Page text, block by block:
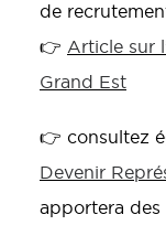
de
👉 Article sur
Grand Est
👉 consultez
Devenir
apportera des